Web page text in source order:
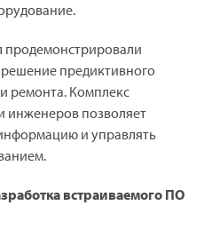
предиктивного
ремонта. Комплекс
позволяет
и управлять
встраиваемого ПО